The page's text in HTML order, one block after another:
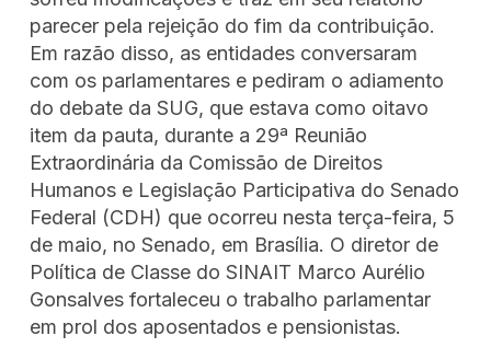
parecer pela rejeição do fim da contribuição.
Em razão disso, as entidades conversaram
com os parlamentares e pediram o adiamento
do debate da SUG, que estava como oitavo
item da pauta, durante a 29ª Reunião
Extraordinária da Comissão de Direitos
Humanos e Legislação Participativa do Senado
Federal (CDH) que ocorreu nesta terça-feira, 5
de maio, no Senado, em Brasília. O diretor de
Política de Classe do SINAIT Marco Aurélio
Gonsalves fortaleceu o trabalho parlamentar
em prol dos aposentados e pensionistas.